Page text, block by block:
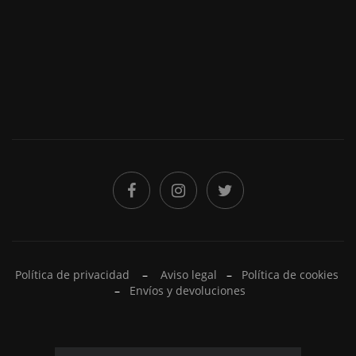
Política de privacidad – Aviso legal – Política de cookies
– Envíos y devoluciones